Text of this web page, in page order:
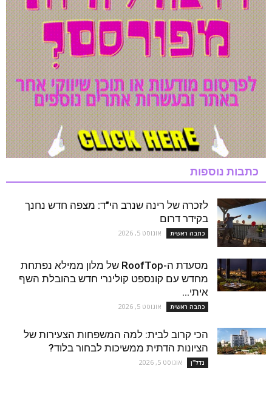
כתבות נוספות
לזכרה של רינה שנרב הי"ד: מצפה חדש נחנך
בקידר דרום
כתבה ראשית אוגוסט 5, 2026
מסעדת ה-RoofTop של מלון ממילא נפתחת
מחדש עם קונספט קולינרי חדש בהובלת השף
איתי...
כתבה ראשית אוגוסט 5, 2026
הכי קרוב לבית: למה המשפחות הצעירות של
הציונות הדתית ממשיכות לבחור בלוד?
נדל''ן אוגוסט 5, 2026